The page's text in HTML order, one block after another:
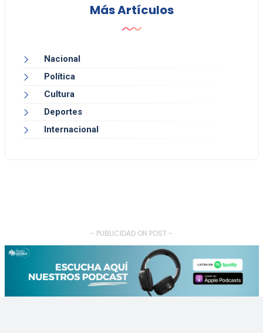
Más Artículos
Nacional
Política
Cultura
Deportes
Internacional
- PUBLICIDAD ON POST -